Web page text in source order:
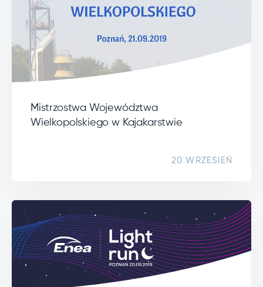
Mistrzostwa Województwa
Wielkopolskiego w Kajakarstwie
20 WRZESIEŃ